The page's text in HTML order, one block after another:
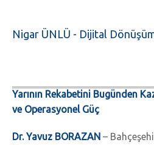
Nigar ÜNLÜ - Dijital
Yarının Rekabetini Bugünden
ve Operasyonel Güç
Dr. Yavuz BORAZAN –